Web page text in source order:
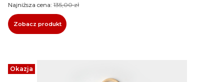
Najniższa cena: 135,00 zł
Zobacz produkt
Okazja